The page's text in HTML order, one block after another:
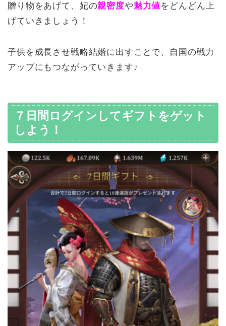
贈り物をあげて、妃の親密度や魅力値をどんどん上
げていきましょう！
子供を成長させ戦略結婚に出すことで、自国の戦力
アップにもつながっていきます♪
７日間ログインしてギフトをゲット
しよう！